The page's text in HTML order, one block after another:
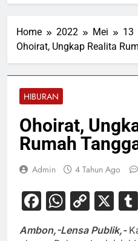
Home 2022 Mei
13
Ohoirat, Ungkap Realita
HIBURAN
Ohoirat,
Rumah
Admin 4 Tahun Ago
Facebook
Copy
Link
X
Ambon,-Lensa Publik,-